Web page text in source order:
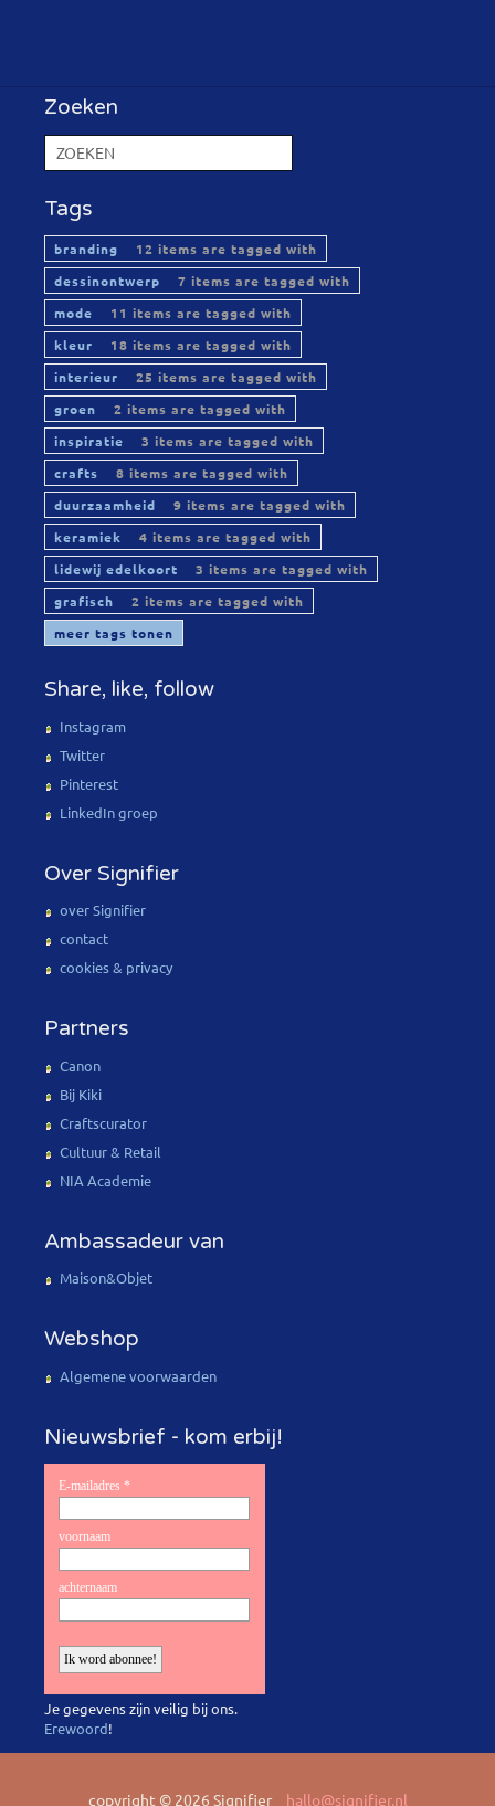
Zoeken
Tags
branding
12 items are tagged with
dessinontwerp
7 items are tagged with
mode
11 items are tagged with
kleur
18 items are tagged with
interieur
25 items are tagged with
groen
2 items are tagged with
inspiratie
3 items are tagged with
crafts
8 items are tagged with
duurzaamheid
9 items are tagged with
keramiek
4 items are tagged with
lidewij edelkoort
3 items are tagged with
grafisch
2 items are tagged with
meer tags tonen
Share, like, follow
Instagram
Twitter
Pinterest
LinkedIn groep
Over Signifier
over Signifier
contact
cookies & privacy
Partners
Canon
Bij Kiki
Craftscurator
Cultuur & Retail
NIA Academie
Ambassadeur van
Maison&Objet
Webshop
Algemene voorwaarden
Nieuwsbrief - kom erbij!
Je gegevens zijn veilig bij ons.
Erewoord!
copyright © 2026 Signifier hallo@signifier.nl